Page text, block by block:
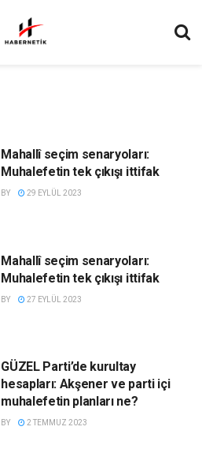
Mahallî seçim senaryoları:
Muhalefetin tek çıkışı ittifak
BY 29 EYLÜL 2023
Mahallî seçim senaryoları:
Muhalefetin tek çıkışı ittifak
BY 27 EYLÜL 2023
GÜZEL Parti’de kurultay
hesapları: Akşener ve parti içi
muhalefetin planları ne?
BY 2 TEMMUZ 2023